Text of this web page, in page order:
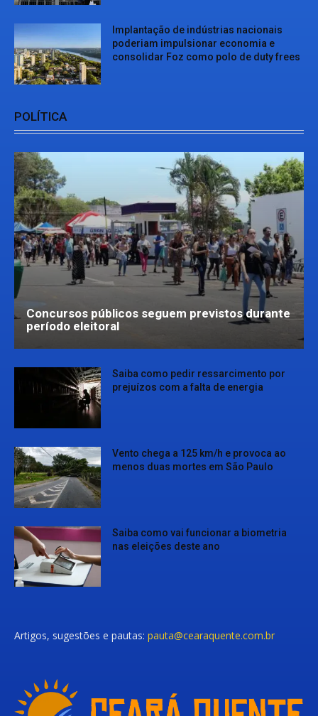
Implantação de indústrias nacionais
poderiam impulsionar economia e
consolidar Foz como polo de duty frees
POLÍTICA
Concursos públicos seguem previstos durante
período eleitoral
Saiba como pedir ressarcimento por
prejuízos com a falta de energia
Vento chega a 125 km/h e provoca ao
menos duas mortes em São Paulo
Saiba como vai funcionar a biometria
nas eleições deste ano
Artigos, sugestões e pautas: pauta@cearaquente.com.br